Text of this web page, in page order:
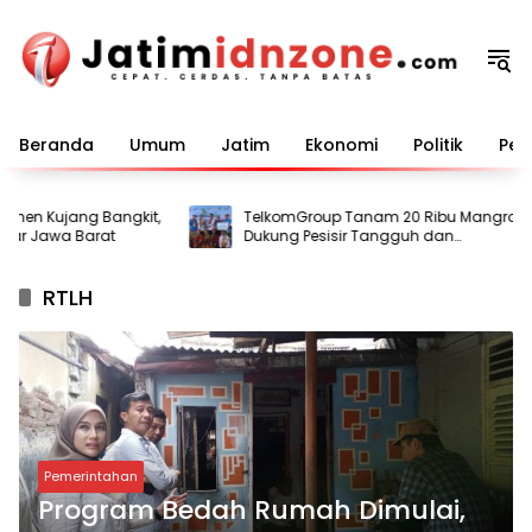
konten
Beranda Umum Jatim Ekonomi Politik
Kujang Bangkit,
Jawa Barat
TelkomGroup Tanam 20 Ribu Mangrove,
Dukung Pesisir Tangguh dan
Berkelanjutan
RTLH
Pemerintahan
Program Bedah Rumah Dimulai,